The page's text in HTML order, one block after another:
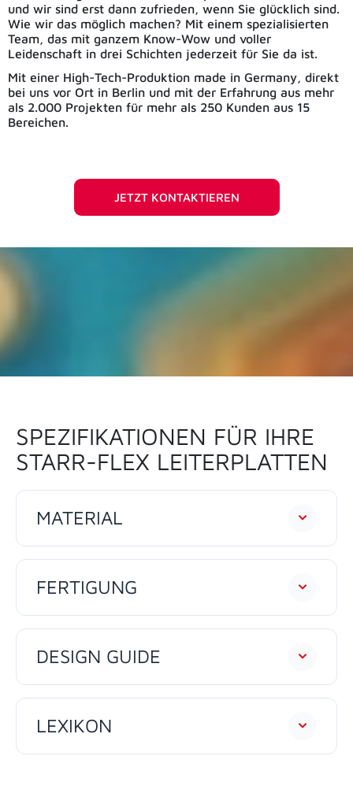
und wir sind erst dann zufrieden, wenn Sie glücklich sind.
Wie wir das möglich machen? Mit einem spezialisierten
Team, das mit ganzem Know-Wow und voller
Leidenschaft in drei Schichten jederzeit für Sie da ist.
Mit einer High-Tech-Produktion made in Germany, direkt
bei uns vor Ort in Berlin und mit der Erfahrung aus mehr
als 2.000 Projekten für mehr als 250 Kunden aus 15
Bereichen.
JETZT KONTAKTIEREN
SPEZIFIKATIONEN FÜR IHRE
STARR-FLEX LEITERPLATTEN
MATERIAL
FERTIGUNG
DESIGN GUIDE
LEXIKON